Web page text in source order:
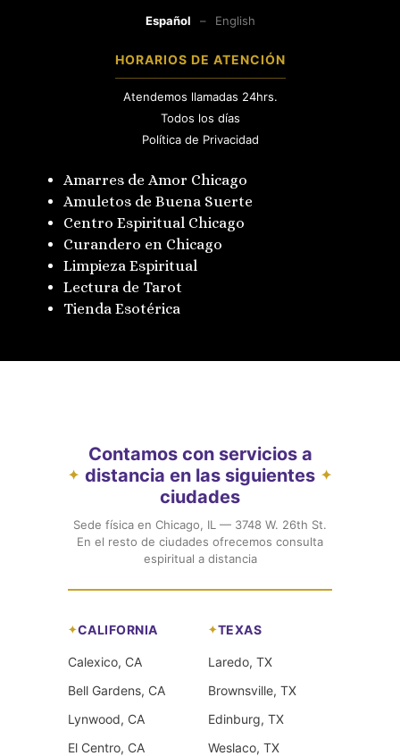
Español – English
HORARIOS DE ATENCIÓN
Atendemos llamadas 24hrs.
Todos los días
Política de Privacidad
Amarres de Amor Chicago
Amuletos de Buena Suerte
Centro Espiritual Chicago
Curandero en Chicago
Limpieza Espiritual
Lectura de Tarot
Tienda Esotérica
✦
Contamos con servicios a
distancia en las siguientes
ciudades
✦
Sede física en Chicago, IL — 3748 W. 26th St.
En el resto de ciudades ofrecemos consulta
espiritual a distancia
CALIFORNIA
Calexico, CA
Bell Gardens, CA
Lynwood, CA
El Centro, CA
TEXAS
Laredo, TX
Brownsville, TX
Edinburg, TX
Weslaco, TX